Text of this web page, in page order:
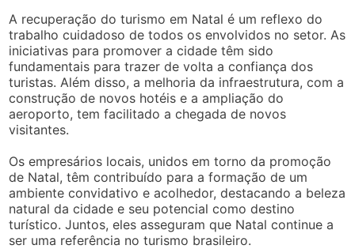
A recuperação do turismo em Natal é um reflexo do
trabalho cuidadoso de todos os envolvidos no setor. As
iniciativas para promover a cidade têm sido
fundamentais para trazer de volta a confiança dos
turistas. Além disso, a melhoria da infraestrutura, com a
construção de novos hotéis e a ampliação do
aeroporto, tem facilitado a chegada de novos
visitantes.
Os empresários locais, unidos em torno da promoção
de Natal, têm contribuído para a formação de um
ambiente convidativo e acolhedor, destacando a beleza
natural da cidade e seu potencial como destino
turístico. Juntos, eles asseguram que Natal continue a
ser uma referência no turismo brasileiro.